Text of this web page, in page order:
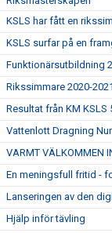
KSLS har fått en
KSLS surfar på en
Funktionärsutbildning
Rikssimmare 2020-2021
Resultat från KM KSLS
Vattenlott Dragning
VARMT VÄLKOMMEN
En meningsfull fritid -
Lanseringen av den
Hjälp inför tävling